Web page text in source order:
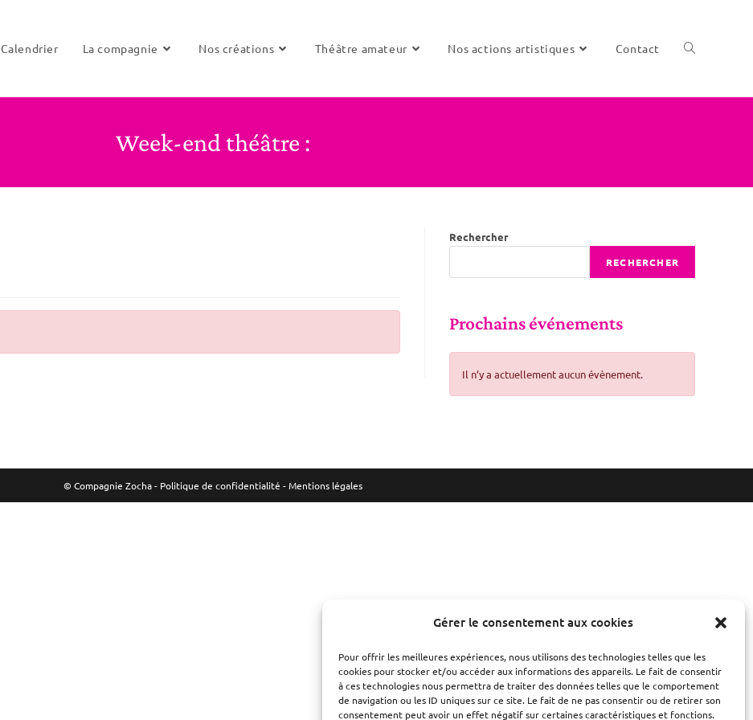
Gérer le consentement aux cookies
Pour offrir les meilleures expériences, nous utilisons des technologies telles que les
cookies pour stocker et/ou accéder aux informations des appareils. Le fait de consentir
à ces technologies nous permettra de traiter des données telles que le comportement
de navigation ou les ID uniques sur ce site. Le fait de ne pas consentir ou de retirer son
consentement peut avoir un effet négatif sur certaines caractéristiques et fonctions.
Calendrier La compagnie Nos créations Théâtre amateur Nos actions artistiques Contact Toggle
Week-end théâtre :
Rechercher
RECHERCHER
Prochains événements
Il n’y a actuellement aucun évènement.
© Compagnie Zocha - Politique de confidentialité -Mentions légales